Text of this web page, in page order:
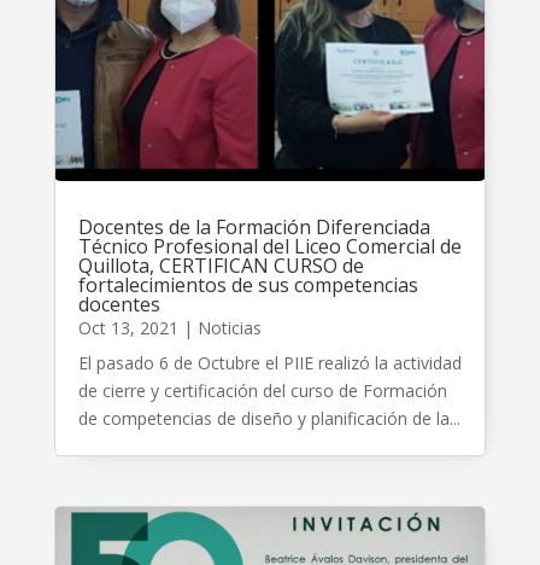
Docentes de la Formación Diferenciada
Técnico Profesional del Liceo Comercial de
Quillota, CERTIFICAN CURSO de
fortalecimientos de sus competencias
docentes
Oct 13, 2021 | Noticias
El pasado 6 de Octubre el PIIE realizó la actividad
de cierre y certificación del curso de Formación
de competencias de diseño y planificación de la...